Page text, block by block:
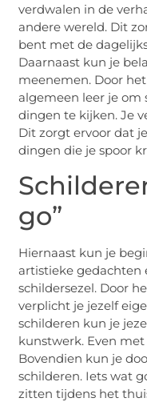
verdwalen in de
andere wereld. Dit
bent met de
Daarnaast kun je
meenemen. Door
algemeen leer je om
dingen te kijken. Je
Dit zorgt ervoor dat
dingen die je spoor
go”
Hiernaast kun je
artistieke gedachten
schildersezel. Door
verplicht je jezelf
schilderen kun je
kunstwerk. Even
Bovendien kun je
schilderen. Iets wat
zitten tijdens het